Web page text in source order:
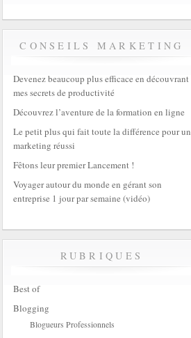
CONSEILS MARKETING
Devenez beaucoup plus efficace en découvrant
mes secrets de productivité
Découvrez l’aventure de la formation en ligne
Le petit plus qui fait toute la différence pour un
marketing réussi
Fêtons leur premier Lancement !
Voyager autour du monde en gérant son
entreprise 1 jour par semaine (vidéo)
RUBRIQUES
Best of
Blogging
Blogueurs Professionnels